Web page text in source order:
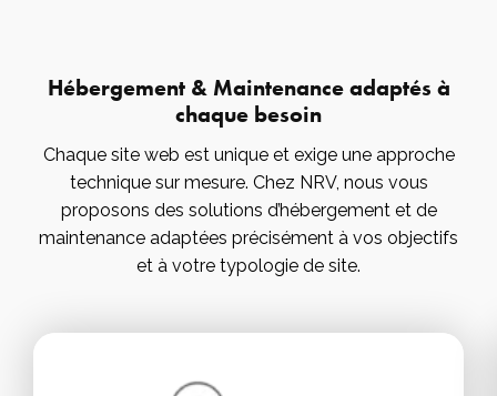
Hébergement & Maintenance adaptés à
chaque besoin
Chaque site web est unique et exige une approche
technique sur mesure. Chez NRV, nous vous
proposons des solutions d’hébergement et de
maintenance adaptées précisément à vos objectifs
et à votre typologie de site.